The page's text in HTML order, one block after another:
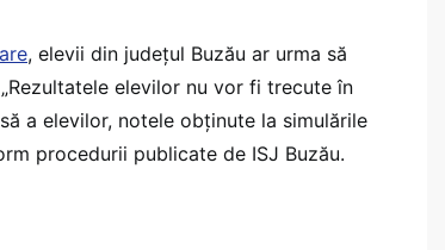
, elevii din județul Buzău ar urma să
elevilor nu vor fi trecute în
a elevilor, notele obținute la simulările
procedurii publicate de ISJ Buzău.